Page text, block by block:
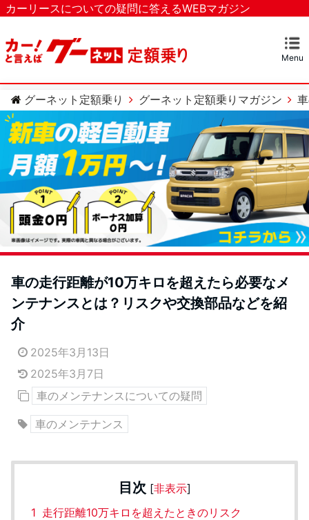
カーリースについての疑問に答えるWEBマガジン
Menu
マガジンTOP
カーリースとは？
ベストなカーリースを探す
カテゴリー
カーリースについての疑問
カーローンについての疑問
車のメンテナンスについての疑問
グーネット定額乗り
グーネット定額乗りマガジン
車の走行距離が10万キロを超えたら必要なメ
ンテナンスとは？リスクや交換部品などを紹
介
2025年3月13日
2025年3月7日
車のメンテナンスについての疑問
車のメンテナンス
目次 [非表示]
1 走行距離10万キロを超えたときのリスク